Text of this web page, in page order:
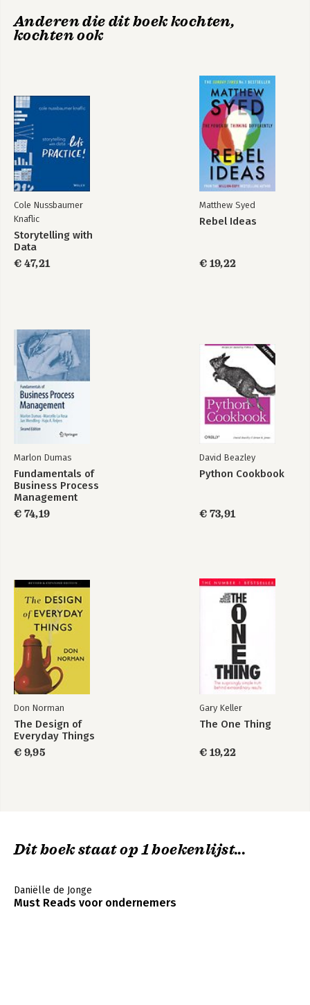
en zijn TED-talks hebben meer dan 30
Hidden potential
Weten wat je niet
weet
Think Again Geven en nemen
Bekijk alle boeken
Anderen die dit boek kochten,
kochten ook
Cole Nussbaumer
Knaflic
Storytelling with
Data
€ 47,21
Matthew Syed
Rebel Ideas
€ 19,22
Marlon Dumas
Fundamentals of
Business Process
Management
€ 74,19
David Beazley
Python Cookbook
€ 73,91
Don Norman
The Design of
Everyday Things
€ 9,95
Gary Keller
The One Thing
€ 19,22
Dit boek staat op 1 boekenlijst...
Daniëlle de Jonge
Must Reads voor ondernemers